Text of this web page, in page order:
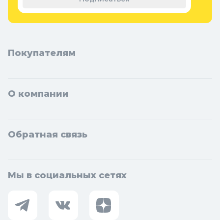
Покупателям
О компании
Обратная связь
Мы в социальных сетях